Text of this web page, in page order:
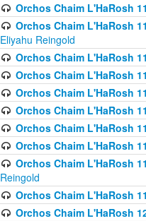
Orchos Chaim L'HaRosh
Orchos Chaim L'HaRosh
Eliyahu Reingold
Orchos Chaim L'HaRosh
Orchos Chaim L'HaRosh
Orchos Chaim L'HaRosh
Orchos Chaim L'HaRosh
Orchos Chaim L'HaRosh
Orchos Chaim L'HaRosh
Orchos Chaim L'HaRosh
Reingold
Orchos Chaim L'HaRosh
Orchos Chaim L'HaRosh